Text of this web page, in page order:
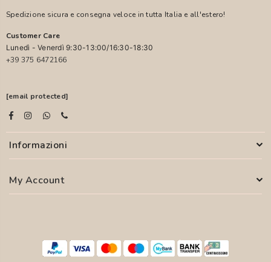
Spedizione sicura e consegna veloce in tutta Italia e all'estero!
Customer Care
Lunedì - Venerdì 9:30-13:00/16:30-18:30
+39 375 6472166
[email protected]
Informazioni
My Account